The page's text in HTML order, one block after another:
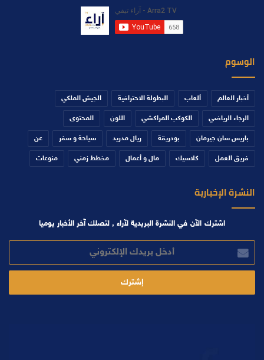
الوسوم
أخبار العالم ألعاب البطولة الاحترافية الجيش الملكي
الرجاء الرياضي الكوكب المراكشي اللون المحتوى
باريس سان جيرمان بودريقة ريال مدريد سياحة و سفر عن
فريق العمل كلاسيك مال و أعمال مخطط زمني منوعات
النشرة الإخبارية
اشترك الآن في النشرة البريدية لآراء , لتصلك آخر الأخبار يوميا
بريدك
الإلكتروني